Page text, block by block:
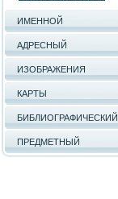
ИМЕННОЙ
АДРЕСНЫЙ
ИЗОБРАЖЕНИЯ
КАРТЫ
БИБЛИОГРАФИЧЕСКИЙ
ПРЕДМЕТНЫЙ